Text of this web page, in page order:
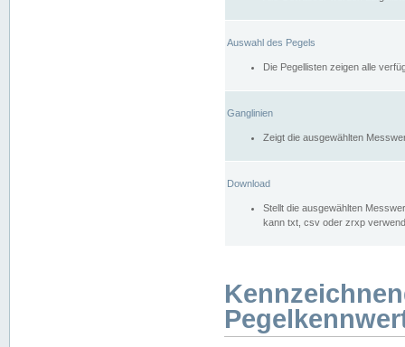
Auswahl des Pegels
Die Pegellisten zeigen alle
Ganglinien
Zeigt die ausgewählten
Download
Stellt die ausgewählten
kann txt, csv oder zrxp